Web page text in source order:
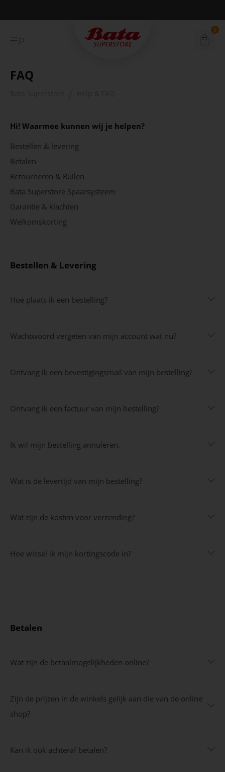
Betaal achteraf met Klarna 0
FAQ
Hi! Waarmee kunnen wij je helpen?
Bestellen & levering
Betalen
Retourneren & Ruilen
Bata Superstore Spaarsysteem
Garantie & klachten
Welkomskorting
Bestellen & Levering
Hoe plaats ik een bestelling?
Wachtwoord vergeten van mijn account wat nu?
Ontvang ik een bevestigingsmail van mijn bestelling?
Ontvang ik een factuur van mijn bestelling?
Ik wil mijn bestelling annuleren.
Wat is de levertijd van mijn bestelling?
Wat zijn de kosten voor verzending?
Hoe wissel ik mijn kortingscode in?
Betalen
Wat zijn de betaalmogelijkheden online?
Zijn de prijzen in de winkels gelijk aan die van de online
shop?
Kan ik ook achteraf betalen?